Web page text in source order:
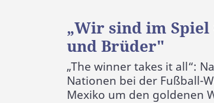
„Wir sind im
und Brüder"
„The winner takes it all“:
Nationen bei der Fußball-
Mexiko um den goldenen